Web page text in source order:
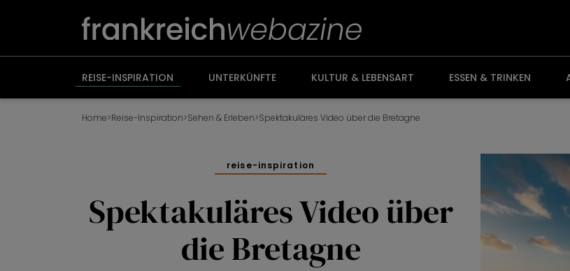
REISE-INSPIRATION UNTERKÜNFTE KULTUR & LEBENSART ESSEN & TRINKEN
Home>Reise-Inspiration>Sehen & Erleben>Spektakuläres Video über die Bretagne
reise-inspiration
Spektakuläres Video über
die Bretagne